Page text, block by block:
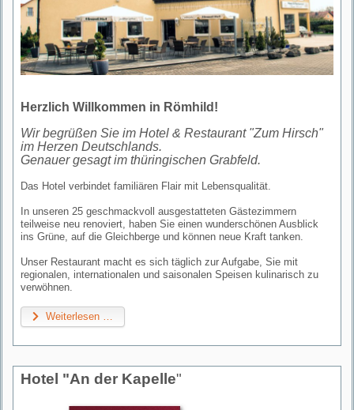
Herzlich Willkommen in Römhild!
Wir begrüßen Sie im Hotel & Restaurant "Zum Hirsch"
im Herzen Deutschlands.
Genauer gesagt im thüringischen Grabfeld.
Das Hotel verbindet familiären Flair mit Lebensqualität.
In unseren 25 geschmackvoll ausgestatteten Gästezimmern
teilweise neu renoviert, haben Sie einen wunderschönen Ausblick
ins Grüne, auf die Gleichberge und können neue Kraft tanken.
Unser Restaurant macht es sich täglich zur Aufgabe, Sie mit
regionalen, internationalen und saisonalen Speisen kulinarisch zu
verwöhnen.
Weiterlesen …
Hotel "An der Kapelle"